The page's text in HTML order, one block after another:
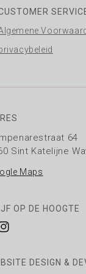
64
Sint Katelijne
Maps
OP DE HOOGTE
DESIGN &